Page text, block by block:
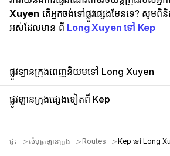
Xuyen តើអ្នកចង់ទៅផ្លូវផ្សេងមែនទេ? សូមពិ
អស់ដែលមាន ពី Long Xuyen ទៅ Kep
ផ្លូវឡានក្រុងពេញនិយមទៅ Long Xuyen
ផ្លូវឡានក្រុងផ្សេងទៀតពី Kep
ផ្ទះ សំបុត្រឡានក្រុង Routes Kep ទៅ Long